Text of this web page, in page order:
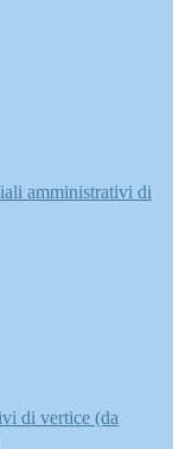
amministrativi di
di vertice (da